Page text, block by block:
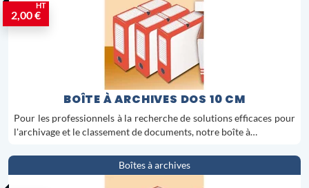
2,00 €
HT
BOÎTE À ARCHIVES DOS 10 CM
Pour les professionnels à la recherche de solutions efficaces pour
l'archivage et le classement de documents, notre boîte à…
Boîtes à archives